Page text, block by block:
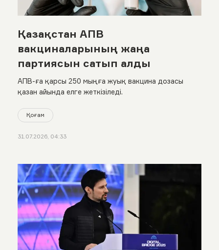
Қазақстан АПВ
вакциналарының жаңа
партиясын сатып алды
АПВ-ға қарсы 250 мыңға жуық вакцина дозасы
қазан айында елге жеткізіледі.
Қоғам
31.07.2026, 04:33